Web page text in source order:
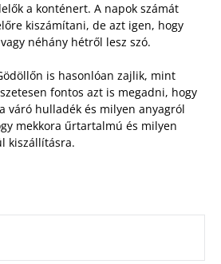
a konténert. A napok számát
kiszámítani, de azt igen, hogy
néhány hétről lesz szó.
is hasonlóan zajlik, mint
fontos azt is megadni, hogy
váró hulladék és milyen anyagról
mekkora űrtartalmú és milyen
kiszállításra.